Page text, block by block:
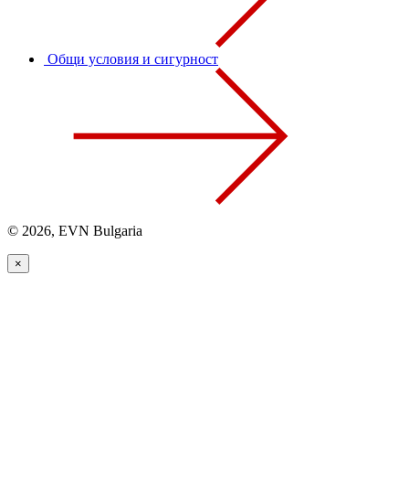
Общи условия и сигурност
© 2026, EVN Bulgaria
×